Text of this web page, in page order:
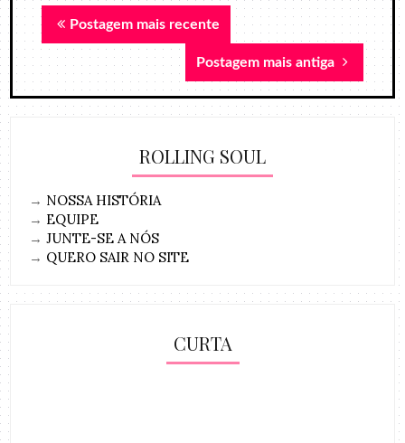
Postagem mais recente
Postagem mais antiga
ROLLING SOUL
→ NOSSA HISTÓRIA
→ EQUIPE
→JUNTE-SE A NÓS
→ QUERO SAIR NO SITE
CURTA